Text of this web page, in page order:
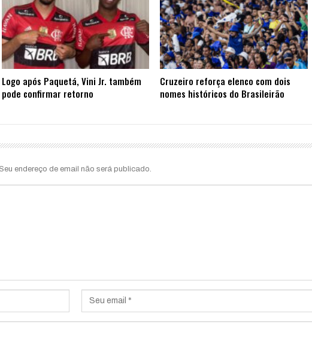
Logo após Paquetá, Vini Jr. também
pode confirmar retorno
Cruzeiro reforça elenco com dois
nomes históricos do Brasileirão
Seu endereço de email não será publicado.